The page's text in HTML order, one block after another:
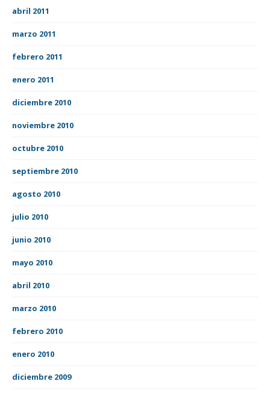
abril 2011
marzo 2011
febrero 2011
enero 2011
diciembre 2010
noviembre 2010
octubre 2010
septiembre 2010
agosto 2010
julio 2010
junio 2010
mayo 2010
abril 2010
marzo 2010
febrero 2010
enero 2010
diciembre 2009